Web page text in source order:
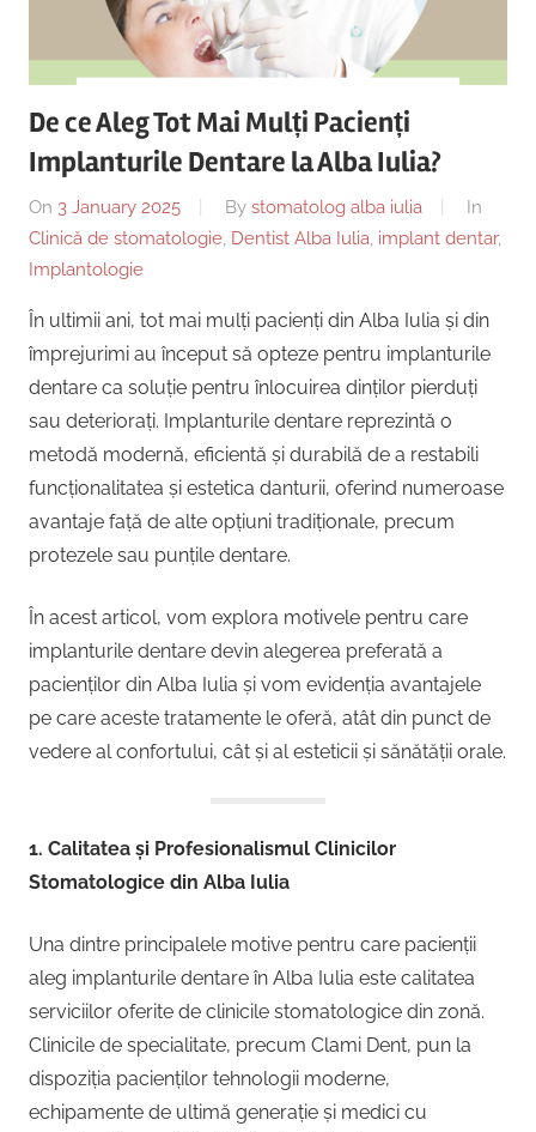
Centru
Implantologie
Dentist,
Lăncrănjan
19,
România
+40754463365
De ce Aleg Tot Mai Mulți Pacienți
Implanturile Dentare la Alba Iulia?
On 3 January 2025 By stomatolog alba iulia
In
Clinică de stomatologie Dentist Alba Iulia implant dentar,
Implantologie
În ultimii ani, tot mai mulți pacienți din Alba Iulia și din
împrejurimi au început să opteze pentru implanturile
dentare ca soluție pentru înlocuirea dinților pierduți
sau deteriorați. Implanturile dentare reprezintă o
metodă modernă, eficientă și durabilă de a restabili
funcționalitatea și estetica danturii, oferind numeroase
avantaje față de alte opțiuni tradiționale, precum
protezele sau punțile dentare.
În acest articol, vom explora motivele pentru care
implanturile dentare devin alegerea preferată a
pacienților din Alba Iulia și vom evidenția avantajele
pe care aceste tratamente le oferă, atât din punct de
vedere al confortului, cât și al esteticii și sănătății orale.
1. Calitatea și Profesionalismul Clinicilor
Stomatologice din Alba Iulia
Una dintre principalele motive pentru care pacienții
aleg implanturile dentare în Alba Iulia este calitatea
serviciilor oferite de clinicile stomatologice din zonă.
Clinicile de specialitate, precum Clami Dent, pun la
dispoziția pacienților tehnologii moderne,
echipamente de ultimă generație și medici cu